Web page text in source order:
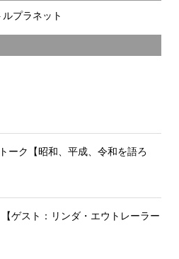
プラネット
ーク【昭和、平成、令和を語ろ
ゲスト：リンダ・エウトレーラー